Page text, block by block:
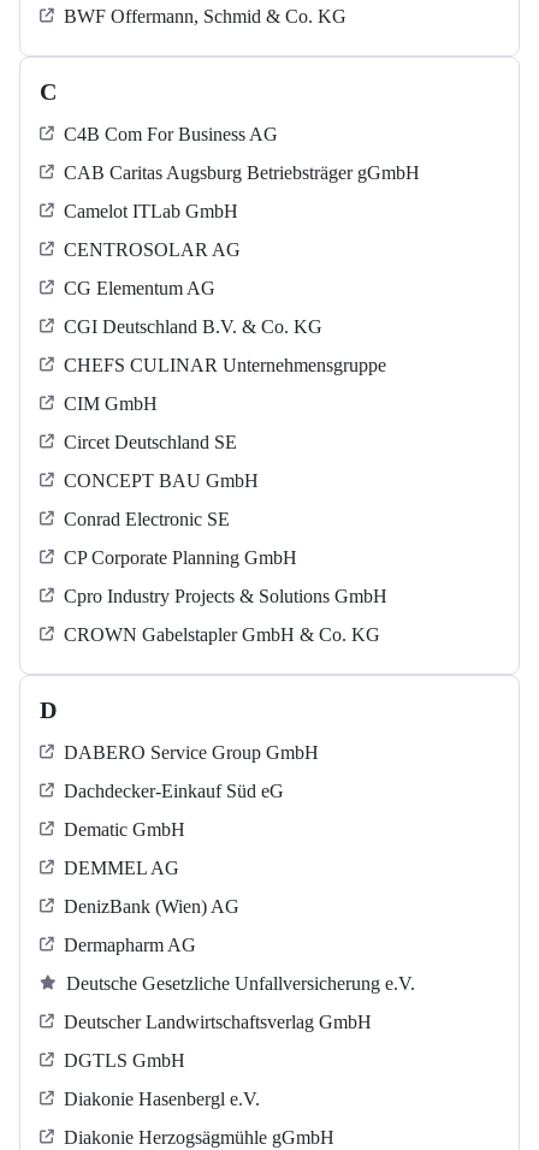
BWF Offermann, Schmid & Co. KG
C
C4B Com For Business AG
CAB Caritas Augsburg Betriebsträger gGmbH
Camelot ITLab GmbH
CENTROSOLAR AG
CG Elementum AG
CGI Deutschland B.V. & Co. KG
CHEFS CULINAR Unternehmensgruppe
CIM GmbH
Circet Deutschland SE
CONCEPT BAU GmbH
Conrad Electronic SE
CP Corporate Planning GmbH
Cpro Industry Projects & Solutions GmbH
CROWN Gabelstapler GmbH & Co. KG
D
DABERO Service Group GmbH
Dachdecker-Einkauf Süd eG
Dematic GmbH
DEMMEL AG
DenizBank (Wien) AG
Dermapharm AG
Deutsche Gesetzliche Unfallversicherung e.V.
Deutscher Landwirtschaftsverlag GmbH
DGTLS GmbH
Diakonie Hasenbergl e.V.
Diakonie Herzogsägmühle gGmbH